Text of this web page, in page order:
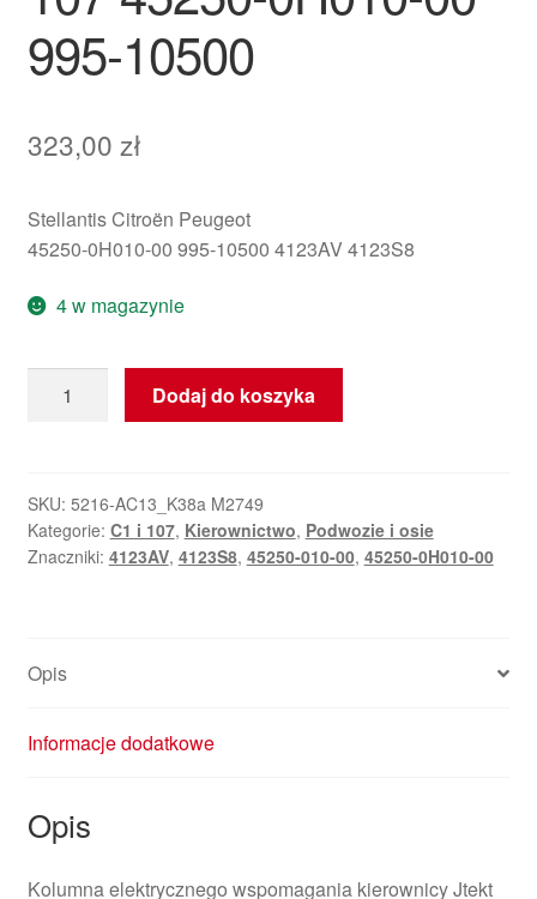
995-10500
323,00 zł
Stellantis Citroën Peugeot
45250-0H010-00 995-10500 4123AV 4123S8
4 w magazynie
Kolumna
C1
Peugeot
107
995-
Dodaj do koszyka
SKU: 5216-AC13_K38a M2749
Kategorie: C1 i 107, Kierownictwo, Podwozie i osie
Znaczniki: 4123AV, 4123S8, 45250-010-00, 45250-0H010-00
Opis
Informacje dodatkowe
Opis
Kolumna elektrycznego wspomagania kierownicy Jtekt